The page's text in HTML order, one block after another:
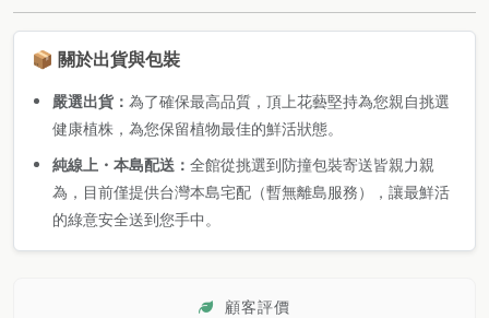
📦 關於出貨與包裝
嚴選出貨：為了確保最高品質，頂上花藝堅持為您親自挑選
健康植株，為您保留植物最佳的鮮活狀態。
純線上・本島配送：全館從挑選到防撞包裝寄送皆親力親
為，目前僅提供台灣本島宅配（暫無離島服務），讓最鮮活
的綠意安全送到您手中。
顧客評價